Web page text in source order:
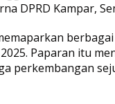
e
DPRD Kampar,
Paparan itu
perkembangan